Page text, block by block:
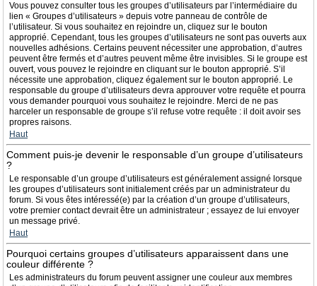
Vous pouvez consulter tous les groupes d’utilisateurs par l’intermédiaire du
lien « Groupes d’utilisateurs » depuis votre panneau de contrôle de
l’utilisateur. Si vous souhaitez en rejoindre un, cliquez sur le bouton
approprié. Cependant, tous les groupes d’utilisateurs ne sont pas ouverts aux
nouvelles adhésions. Certains peuvent nécessiter une approbation, d’autres
peuvent être fermés et d’autres peuvent même être invisibles. Si le groupe est
ouvert, vous pouvez le rejoindre en cliquant sur le bouton approprié. S’il
nécessite une approbation, cliquez également sur le bouton approprié. Le
responsable du groupe d’utilisateurs devra approuver votre requête et pourra
vous demander pourquoi vous souhaitez le rejoindre. Merci de ne pas
harceler un responsable de groupe s’il refuse votre requête : il doit avoir ses
propres raisons.
Haut
Comment puis-je devenir le responsable d’un groupe d’utilisateurs
?
Le responsable d’un groupe d’utilisateurs est généralement assigné lorsque
les groupes d’utilisateurs sont initialement créés par un administrateur du
forum. Si vous êtes intéressé(e) par la création d’un groupe d’utilisateurs,
votre premier contact devrait être un administrateur ; essayez de lui envoyer
un message privé.
Haut
Pourquoi certains groupes d’utilisateurs apparaissent dans une
couleur différente ?
Les administrateurs du forum peuvent assigner une couleur aux membres